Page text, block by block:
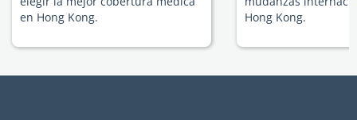
en Hong Kong.
Hong Kong.